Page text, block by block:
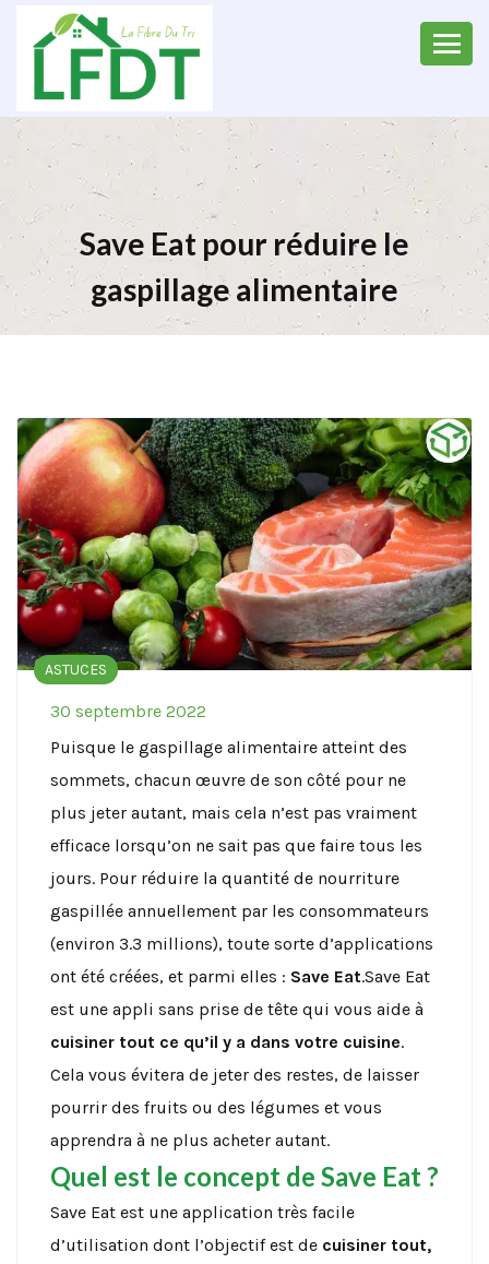
Save Eat pour réduire le
gaspillage alimentaire
ASTUCES
30 septembre 2022
Puisque le gaspillage alimentaire atteint des
sommets, chacun œuvre de son côté pour ne
plus jeter autant, mais cela n’est pas vraiment
efficace lorsqu’on ne sait pas que faire tous les
jours. Pour réduire la quantité de nourriture
gaspillée annuellement par les consommateurs
(environ 3.3 millions), toute sorte d’applications
ont été créées, et parmi elles : Save Eat.Save Eat
est une appli sans prise de tête qui vous aide à
cuisiner tout ce qu’il y a dans votre cuisine.
Cela vous évitera de jeter des restes, de laisser
pourrir des fruits ou des légumes et vous
apprendra à ne plus acheter autant.
Quel est le concept de Save Eat ?
Save Eat est une application très facile
d’utilisation dont l’objectif est de cuisiner tout,